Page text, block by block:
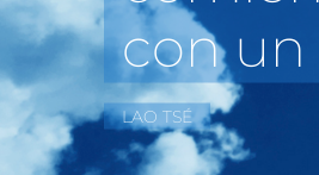
LOGÍSTICA |
CONÓCENOS